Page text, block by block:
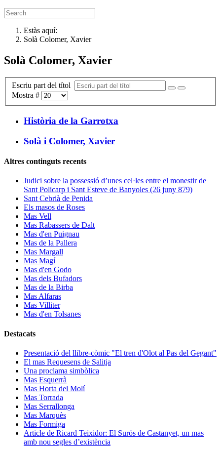
Estàs aquí:
Solà Colomer, Xavier
Solà Colomer, Xavier
Escriu part del títol
Mostra #
Història de la Garrotxa
Solà i Colomer, Xavier
Altres continguts recents
Judici sobre la possessió d’unes cel·les entre el monestir de
Sant Policarp i Sant Esteve de Banyoles (26 juny 879)
Sant Cebrià de Penida
Els masos de Roses
Mas Vell
Mas Rabassers de Dalt
Mas d'en Puignau
Mas de la Pallera
Mas Margall
Mas Magí
Mas d'en Godo
Mas dels Bufadors
Mas de la Birba
Mas Alfaras
Mas Villiter
Mas d'en Tolsanes
Destacats
Presentació del llibre-còmic "El tren d'Olot al Pas del Gegant"
El mas Requesens de Salitja
Una proclama simbòlica
Mas Esquerrà
Mas Horta del Molí
Mas Torrada
Mas Serrallonga
Mas Marquès
Mas Formiga
Article de Ricard Teixidor: El Surós de Castanyet, un mas
amb nou segles d’existència